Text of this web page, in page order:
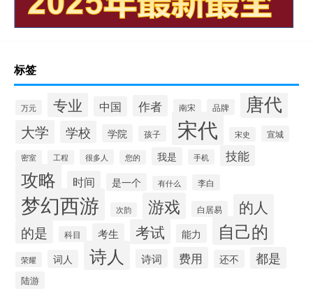
标签
万元 专业 中国 作者 南宋 品牌 唐代
大学 学校 学院 孩子 宋代 宋史 宣城
密室 工程 很多人 您的 我是 手机 技能
攻略 时间 是一个 有什么 李白
梦幻西游 次韵 游戏 白居易 的人
的是 科目 考生 考试 能力 自己的
荣耀 词人 诗人 诗词 费用 还不 都是
陆游